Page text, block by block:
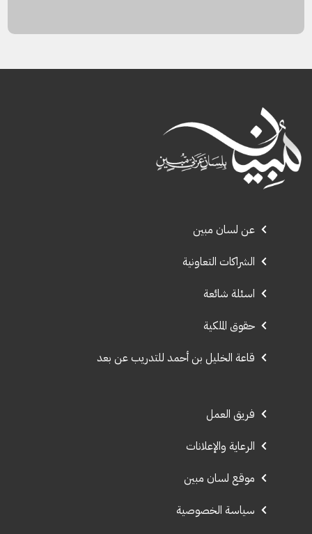
عن لسان مبين
الشراكات التعاونية
اسئلة شائعة
حقوق الملكية
قاعة الخليل بن أحمد للتدريب عن بعد
فريق العمل
الرعاية والإعلانات
موقع لسان مبين
سياسة الخصوصية